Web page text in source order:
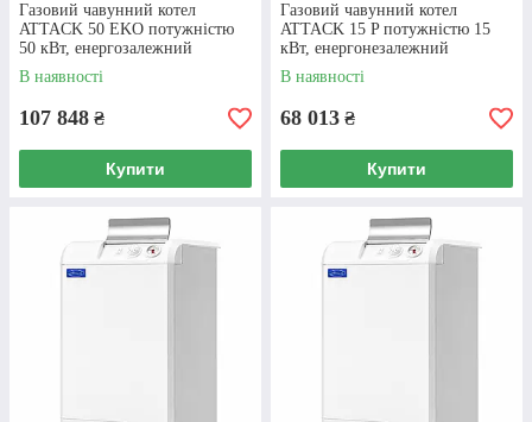
Газовий чавунний котел
ATTACK 50 EKO потужністю
50 кВт, енергозалежний
В наявності
107 848 ₴
Купити
Газовий чавунний котел
ATTACK 15 P потужністю 15
кВт, енергонезалежний
В наявності
68 013 ₴
Купити